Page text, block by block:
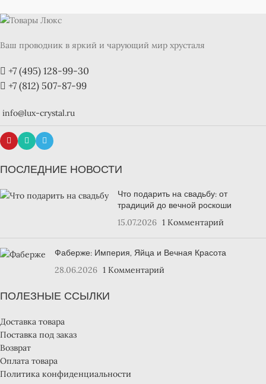
Ваш проводник в яркий и чарующий мир хрусталя
+7 (495) 128-99-30
+7 (812) 507-87-99
info@lux-crystal.ru
ПОСЛЕДНИЕ НОВОСТИ
Что подарить на свадьбу: от
традиций до вечной роскоши
15.07.2026 1 Комментарий
Фаберже: Империя, Яйца и Вечная Красота
28.06.2026 1 Комментарий
ПОЛЕЗНЫЕ ССЫЛКИ
Доставка товара
Поставка под заказ
Возврат
Оплата товара
Политика конфиденциальности